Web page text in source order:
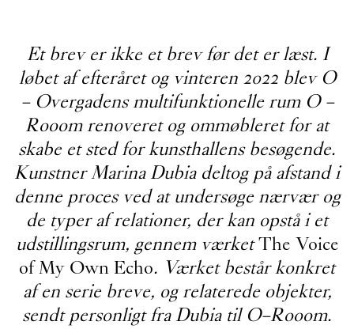
Et brev er ikke et brev før det er læst. I
løbet af efteråret og vinteren 2022 blev O
– Overgadens multifunktionelle rum O –
Rooom renoveret og ommøbleret for at
skabe et sted for kunsthallens besøgende.
Kunstner Marina Dubia deltog på afstand i
denne proces ved at undersøge nærvær og
de typer af relationer, der kan opstå i et
udstillingsrum, gennem værketThe Voice
of My Own Echo. Værket består konkret
af en serie breve, og relaterede objekter,
sendt personligt fra Dubia til O–Rooom.